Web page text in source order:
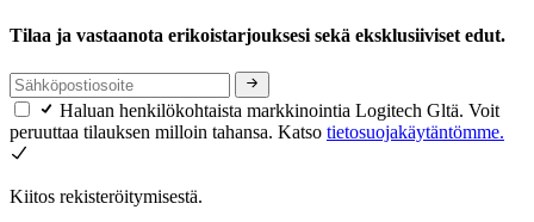
Tilaa ja vastaanota erikoistarjouksesi sekä eksklusiiviset edut.
Haluan henkilökohtaista markkinointia Logitech Gltä. Voit
peruuttaa tilauksen milloin tahansa. Katso tietosuojakäytäntömme.
Kiitos rekisteröitymisestä.